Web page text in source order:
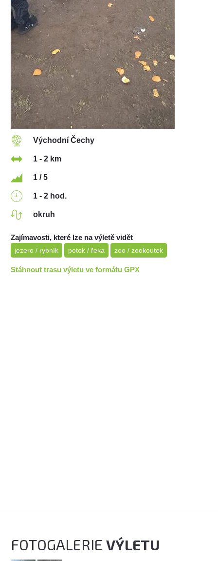
Východní Čechy
1 - 2 km
1 / 5
1 - 2 hod.
okruh
Zajímavosti, které lze na výletě vidět
jezero / rybník potok / řeka zoo / zookoutek
Stáhnout trasu výletu ve formátu GPX
FOTOGALERIEVÝLETU